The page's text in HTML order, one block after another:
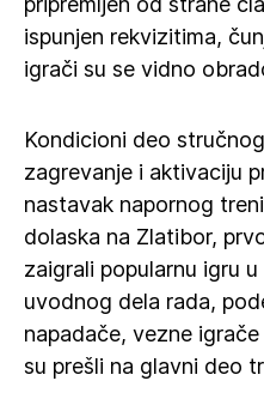
ispunjen rekvizitima,
igrači su se vidno
Kondicioni deo
zagrevanje i aktivaciju
nastavak napornog
dolaska na Zlatibor,
zaigrali popularnu igru
uvodnog dela rada,
napadače, vezne
su prešli na glavni deo